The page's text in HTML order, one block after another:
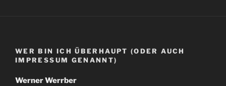
WER BIN ICH ÜBERHAUPT (ODER AUCH
IMPRESSUM GENANNT)
Werner Werrber